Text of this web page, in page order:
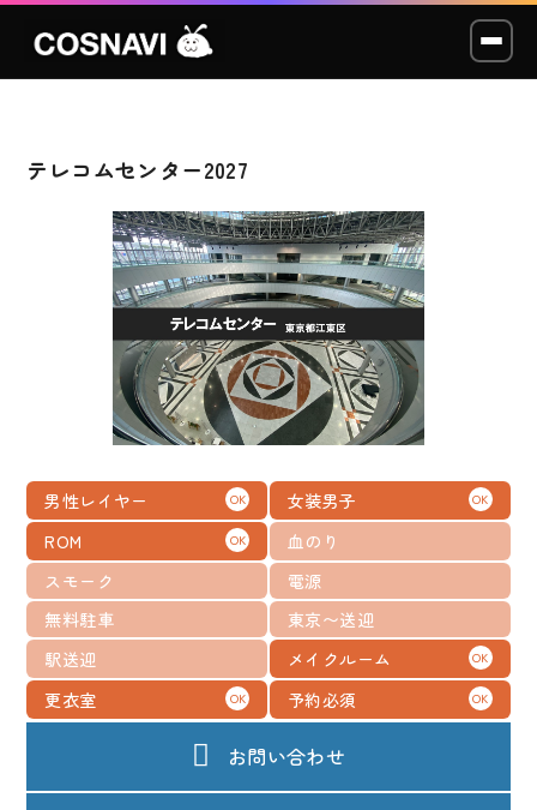
コスプレイベント
モデル撮影会
ショッカー
スタジオ
LABO
メディア
お知らせ
テレコムセンター2027
男性レイヤー OK 女装男子 OK
ROM OK
血のり
スモーク
電源
無料駐車
東京〜送迎
駅送迎
メイクルーム OK
更衣室 OK 予約必須 OK
お問い合わせ